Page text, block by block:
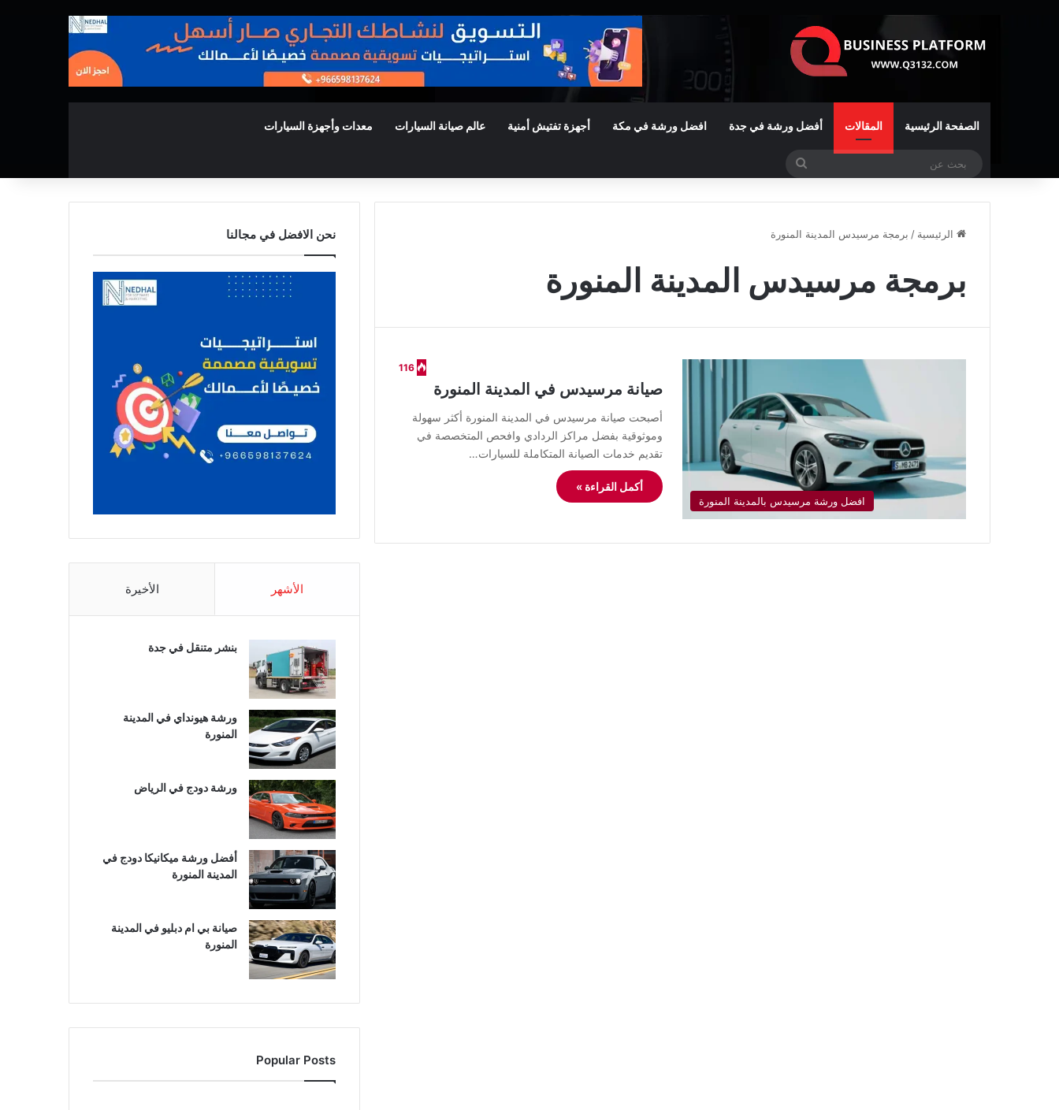
الصفحة الرئيسية المقالات أفضل ورشة في جدة افضل ورشة في مكة أجهزة تفتيش أمنية عالم صيانة السيارات معدات وأجهزة السيارات
الرئيسية / برمجة مرسيدس المدينة المنورة
برمجة مرسيدس المدينة المنورة
افضل ورشة مرسيدس بالمدينة المنورة
116
صيانة مرسيدس في المدينة المنورة
أصبحت صيانة مرسيدس في المدينة المنورة أكثر سهولة
وموثوقية بفضل مراكز الردادي وافحص المتخصصة في
تقديم خدمات الصيانة المتكاملة للسيارات…
أكمل القراءة »
نحن الافضل في مجالنا
الأشهر الأخيرة
بنشر متنقل في جدة
ورشة هيونداي في المدينة
المنورة
ورشة دودج في الرياض
أفضل ورشة ميكانيكا دودج في
المدينة المنورة
صيانة بي ام دبليو في المدينة
المنورة
Popular Posts